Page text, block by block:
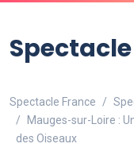
Spectacle France
Mauges-sur-Loire :
des Oiseaux